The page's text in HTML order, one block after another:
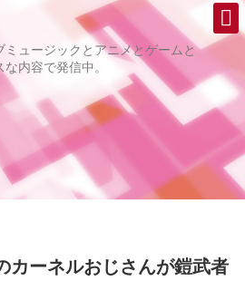
ュージックとアニメとゲームと
内容で発信中。
カーネルおじさんが鎧武者